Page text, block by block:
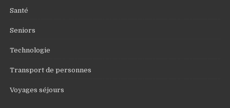
Santé
Seniors
Technologie
Transport de personnes
Voyages séjours